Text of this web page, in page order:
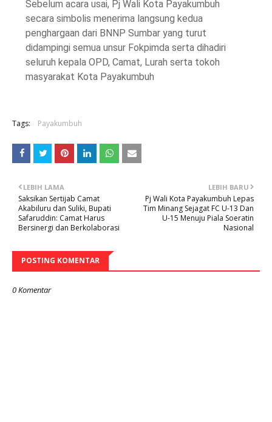
Sebelum acara usai, Pj Wali Kota Payakumbuh
secara simbolis menerima langsung kedua
penghargaan dari BNNP Sumbar yang turut
didampingi semua unsur Fokpimda serta dihadiri
seluruh kepala OPD, Camat, Lurah serta tokoh
masyarakat Kota Payakumbuh
Tags: Payakumbuh
LEBIH BARU
Pj Wali Kota Payakumbuh Lepas
Tim Minang Sejagat FC U-13 Dan
U-15 Menuju Piala Soeratin
Nasional
LEBIH LAMA
Saksikan Sertijab Camat
Akabiluru dan Suliki, Bupati
Safaruddin: Camat Harus
Bersinergi dan Berkolaborasi
POSTING KOMENTAR
0 Komentar